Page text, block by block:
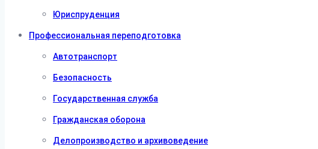
Юриспруденция
Профессиональная переподготовка
Автотранспорт
Безопасность
Государственная служба
Гражданская оборона
Делопроизводство и архивоведение